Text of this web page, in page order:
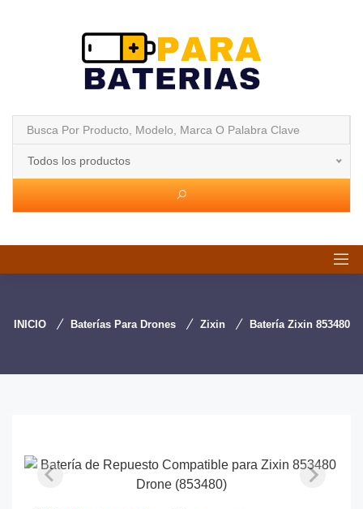
Todos los productos
INICIO Baterías Para Drones Zixin Batería Zixin 853480